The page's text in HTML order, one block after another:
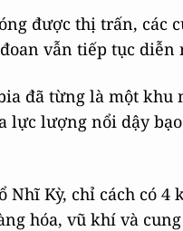
được thị trấn, các
vẫn tiếp tục
đã từng là một khu
lực lượng nổi dậy
Kỳ, chỉ cách có
hóa, vũ khí và